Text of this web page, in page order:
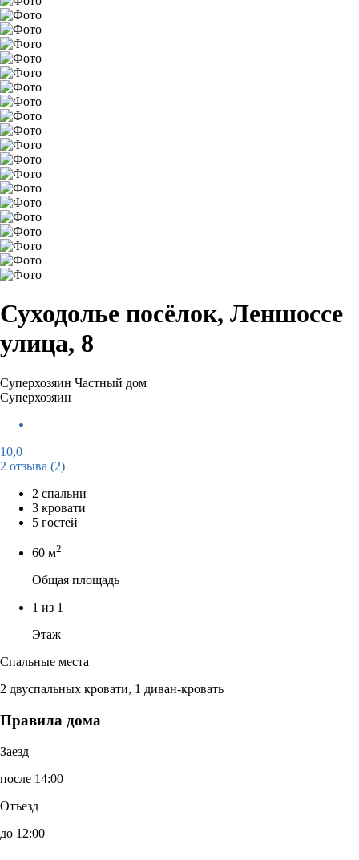
Суходолье посёлок, Леншоссе
улица, 8
Суперхозяин Частный дом
Суперхозяин
10,0
2 отзыва (2)
2 спальни
3 кровати
5 гостей
60 м2
Общая площадь
1 из 1
Этаж
Спальные места
2 двуспальных кровати, 1 диван-кровать
Правила дома
Заезд
после 14:00
Отъезд
до 12:00